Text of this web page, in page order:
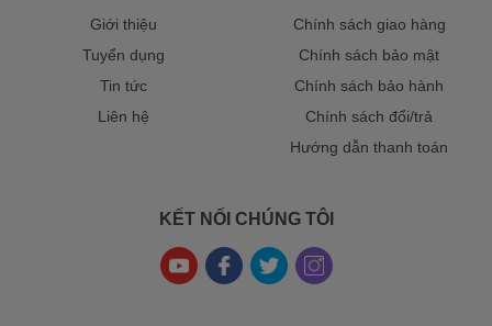
Giới thiệu
Tuyển dụng
Tin tức
Liên hệ
Chính sách giao hàng
Chính sách bảo mật
Chính sách bảo hành
Chính sách đổi/trả
Hướng dẫn thanh toán
KẾT NỐI CHÚNG TÔI